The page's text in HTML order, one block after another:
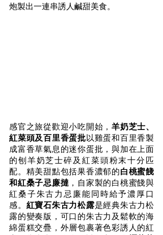
炮製出一連串誘人鹹甜美食。
感官之旅從歡迎小吃開始， 羊奶芝士、
紅菜頭及百里香蛋批以雞蛋和百里香製
成富香草氣息的迷你蛋批，與加在上面
的刨羊奶芝士碎及紅菜頭粉末十分匹
配。精美甜點包括果香濃郁的白桃蜜餞
和紅桑子忌廉撻 ，自家製的白桃蜜餞與
紅桑子朱古力忌廉能同時給予濃厚口
感。 紅寶石朱古力松露是經典朱古力松
露的變奏版，可口的朱古力及鬆軟的海
綿蛋糕交疊，外層包裹著色彩誘人的紅